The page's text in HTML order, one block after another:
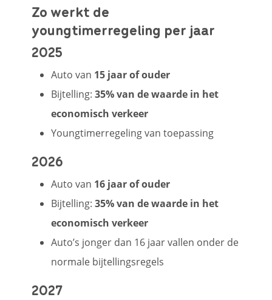
Zo werkt de
youngtimerregeling per jaar
2025
Auto van 15 jaar of ouder
Bijtelling: 35% van de waarde in het
economisch verkeer
Youngtimerregeling van toepassing
2026
Auto van 16 jaar of ouder
Bijtelling: 35% van de waarde in het
economisch verkeer
Auto’s jonger dan 16 jaar vallen onder de
normale bijtellingsregels
2027